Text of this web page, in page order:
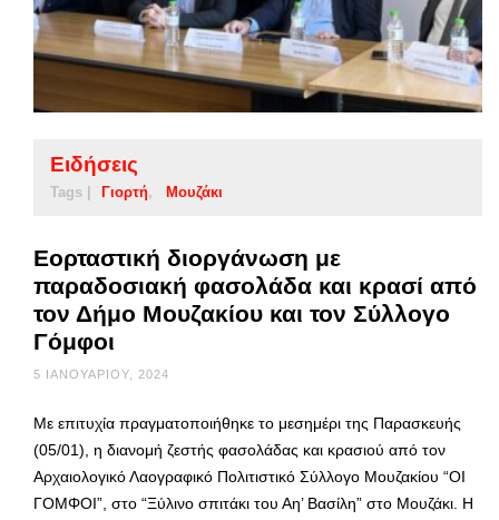
Ειδήσεις
Tags | Γιορτή Μουζάκι
Εορταστική διοργάνωση με
παραδοσιακή φασολάδα και κρασί από
τον Δήμο Μουζακίου και τον Σύλλογο
Γόμφοι
5 ΙΑΝΟΥΑΡΊΟΥ, 2024
Με επιτυχία πραγματοποιήθηκε το μεσημέρι της Παρασκευής
(05/01), η διανομή ζεστής φασολάδας και κρασιού από τον
Αρχαιολογικό Λαογραφικό Πολιτιστικό Σύλλογο Μουζακίου “ΟΙ
ΓΟΜΦΟΙ”, στο “Ξύλινο σπιτάκι του Αη’ Βασίλη” στο Μουζάκι. Η